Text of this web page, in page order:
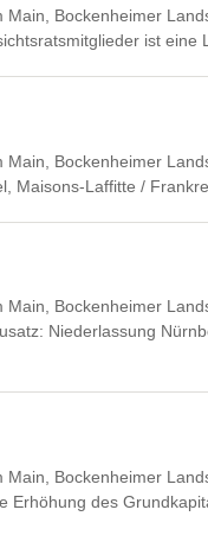
Bockenheimer
ist eine
Bockenheimer
Maisons-Laffitte /
Bockenheimer
Niederlassung
Bockenheimer
Erhöhung des